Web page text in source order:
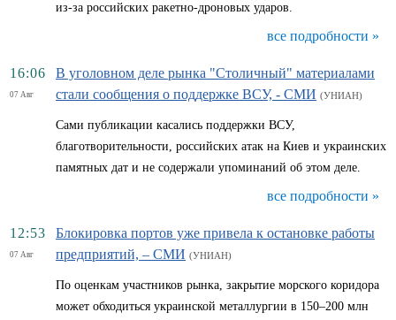
из-за российских ракетно-дроновых ударов.
все подробности »
16:06
07 Авг
В уголовном деле рынка "Столичный" материалами
стали сообщения о поддержке ВСУ, - СМИ (УНИАН)
Сами публикации касались поддержки ВСУ,
благотворительности, российских атак на Киев и украинских
памятных дат и не содержали упоминаний об этом деле.
все подробности »
12:53
07 Авг
Блокировка портов уже привела к остановке работы
предприятий, – СМИ (УНИАН)
По оценкам участников рынка, закрытие морского коридора
может обходиться украинской металлургии в 150–200 млн